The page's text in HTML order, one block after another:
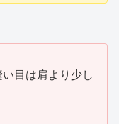
目は肩より少し